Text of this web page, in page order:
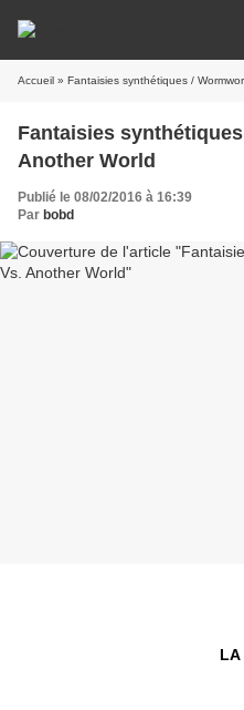
Accueil » Fantaisies synthétiques /
Fantaisies synthétiques / Wormworld Saga Vs.
Another World
Publié le 08/02/2016 à 16:39
Par bobd
LA